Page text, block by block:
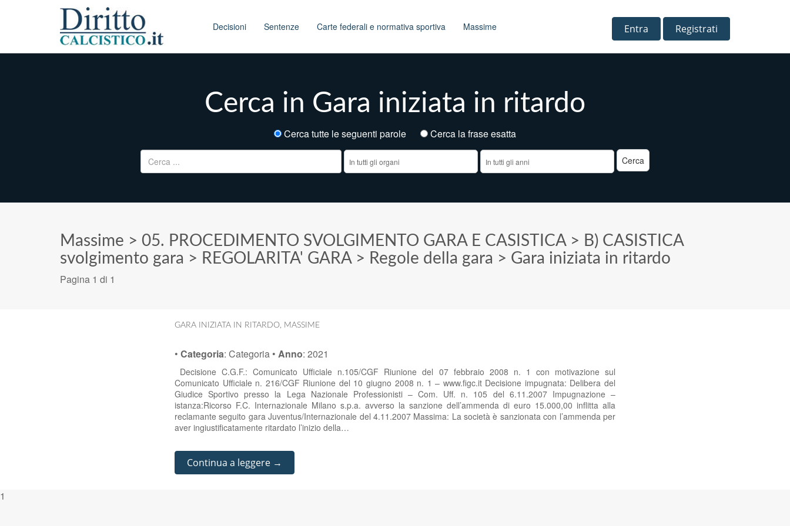
Main menu Decisioni Sentenze Carte federali e normativa sportiva Massime Entra Registrati
Cerca in Gara iniziata in ritardo
Cerca tutte le seguenti parole
Cerca la frase esatta
Ricerca per:
Massime > 05. PROCEDIMENTO SVOLGIMENTO GARA E CASISTICA> B) CASISTICA
svolgimento gara > REGOLARITA' GARA> Regole della gara > Gara iniziata in ritardo
Pagina 1 di 1
GARA INIZIATA IN RITARDO, MASSIME
• Categoria: Categoria • Anno: 2021
Decisione C.G.F.: Comunicato Ufficiale n.105/CGF Riunione del 07 febbraio 2008 n. 1 con motivazione sul
Comunicato Ufficiale n. 216/CGF Riunione del 10 giugno 2008 n. 1 – www.figc.it Decisione impugnata: Delibera del
Giudice Sportivo presso la Lega Nazionale Professionisti – Com. Uff. n. 105 del 6.11.2007 Impugnazione –
istanza:Ricorso F.C. Internazionale Milano s.p.a. avverso la sanzione dell’ammenda di euro 15.000,00 inflitta alla
reclamante seguito gara Juventus/Internazionale del 4.11.2007 Massima: La società è sanzionata con l’ammenda per
aver ingiustificatamente ritardato l’inizio della…
Continua a leggere →
1